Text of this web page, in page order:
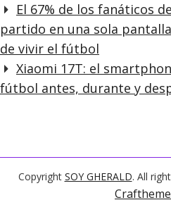
El 67% de los fanáticos
partido en una sola
de vivir el fútbol
Xiaomi 17T: el
fútbol antes, durante y
Copyright SOY GHERALD. All